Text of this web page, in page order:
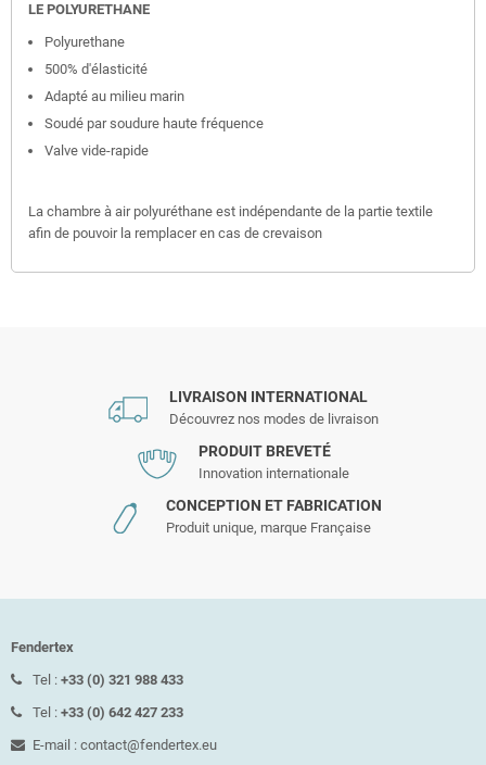
LE POLYURETHANE
Polyurethane
500% d'élasticité
Adapté au milieu marin
Soudé par soudure haute fréquence
Valve vide-rapide
La chambre à air polyuréthane est indépendante de la partie textile
afin de pouvoir la remplacer en cas de crevaison
LIVRAISON INTERNATIONAL
Découvrez nos modes de livraison
PRODUIT BREVETÉ
Innovation internationale
CONCEPTION ET FABRICATION
Produit unique, marque Française
Fendertex
Tel : +33 (0) 321 988 433
Tel : +33 (0) 642 427 233
E-mail : contact@fendertex.eu